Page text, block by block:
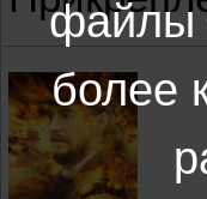
файлы
более